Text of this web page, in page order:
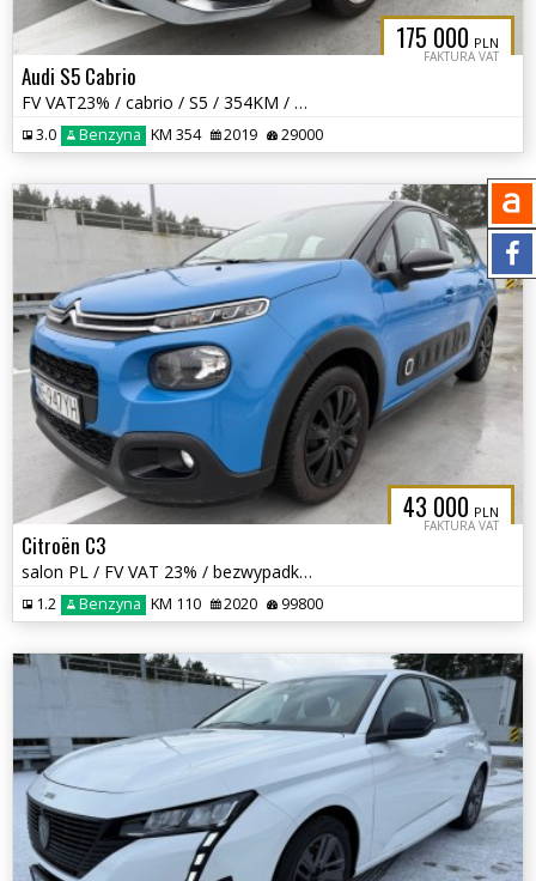
175 000 PLN
FAKTURA VAT
Audi S5 Cabrio
FV VAT23% / cabrio / S5 / 354KM / roczna gwarancja / Matrix LED / B&O
3.0 Benzyna KM 354 2019 29000
43 000 PLN
FAKTURA VAT
Citroën C3
salon PL / FV VAT 23% / bezwypadkowy / automat /
1.2 Benzyna KM 110 2020 99800